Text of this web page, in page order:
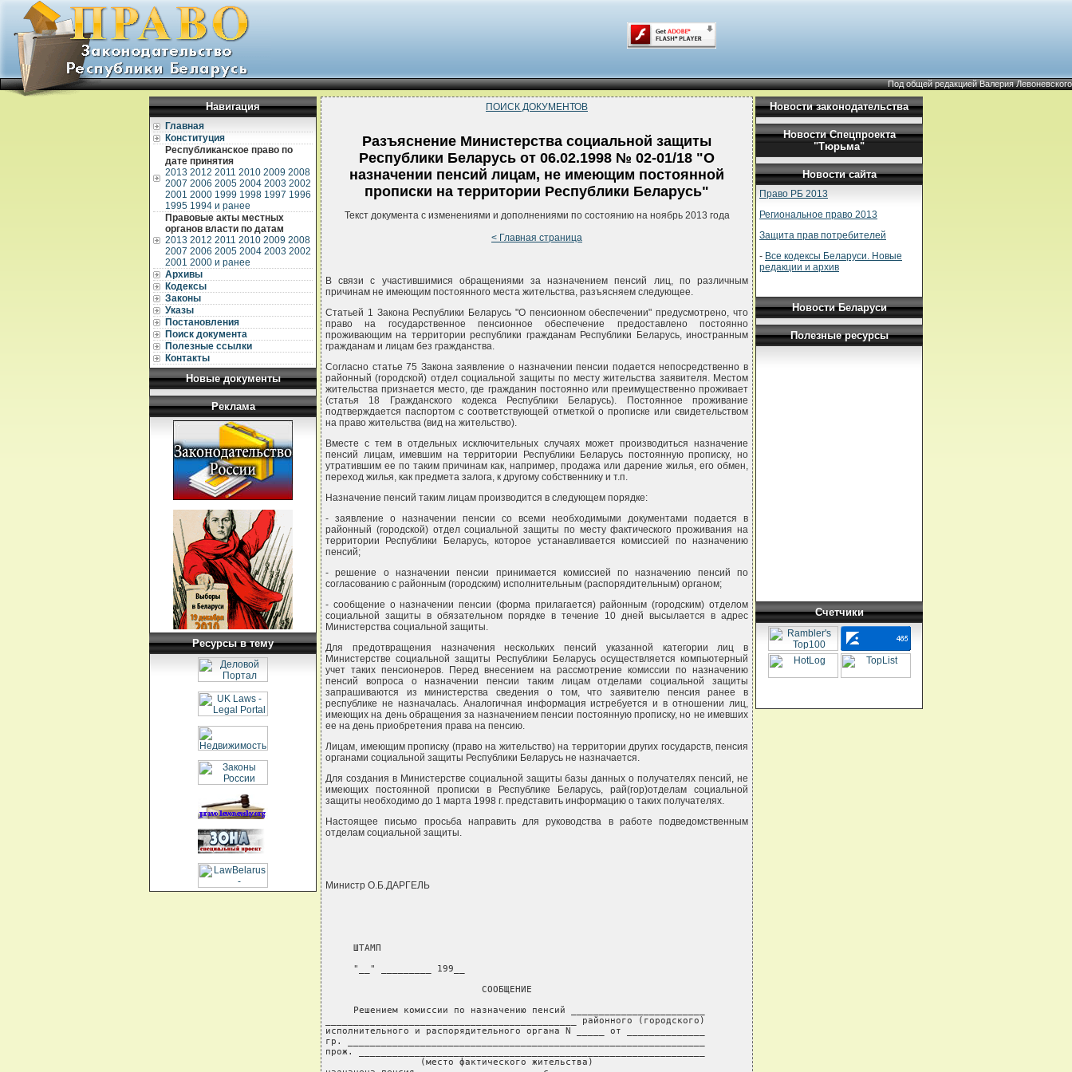
Под общей редакцией Валерия Левоневского
Навигация
Главная
Конституция
Республиканское право по
дате принятия
2013 2012 2011 2010 2009 2008
2007 2006 2005 2004 2003 2002
2001 2000 1999 1998 1997 1996
1995 1994 и ранее
Правовые акты местных
органов власти по датам
2013 2012 2011 2010 2009 2008
2007 2006 2005 2004 2003 2002
2001 2000 и ранее
Архивы
Кодексы
Законы
Указы
Постановления
Поиск документа
Полезные ссылки
Контакты
Новые документы
Реклама
Ресурсы в тему
ПОИСК ДОКУМЕНТОВ
Разъяснение Министерства социальной защиты
Республики Беларусь от 06.02.1998 № 02-01/18 "О
назначении пенсий лицам, не имеющим постоянной
прописки на территории Республики Беларусь"
Текст документа с изменениями и дополнениями по состоянию на ноябрь 2013 года
< Главная страница
В связи с участившимися обращениями за назначением пенсий лиц, по различным
причинам не имеющим постоянного места жительства, разъясняем следующее.
Статьей 1 Закона Республики Беларусь "О пенсионном обеспечении" предусмотрено, что
право на государственное пенсионное обеспечение предоставлено постоянно
проживающим на территории республики гражданам Республики Беларусь, иностранным
гражданам и лицам без гражданства.
Согласно статье 75 Закона заявление о назначении пенсии подается непосредственно в
районный (городской) отдел социальной защиты по месту жительства заявителя. Местом
жительства признается место, где гражданин постоянно или преимущественно проживает
(статья 18 Гражданского кодекса Республики Беларусь). Постоянное проживание
подтверждается паспортом с соответствующей отметкой о прописке или свидетельством
на право жительства (вид на жительство).
Вместе с тем в отдельных исключительных случаях может производиться назначение
пенсий лицам, имевшим на территории Республики Беларусь постоянную прописку, но
утратившим ее по таким причинам как, например, продажа или дарение жилья, его обмен,
переход жилья, как предмета залога, к другому собственнику и т.п.
Назначение пенсий таким лицам производится в следующем порядке:
- заявление о назначении пенсии со всеми необходимыми документами подается в
районный (городской) отдел социальной защиты по месту фактического проживания на
территории Республики Беларусь, которое устанавливается комиссией по назначению
пенсий;
- решение о назначении пенсии принимается комиссией по назначению пенсий по
согласованию с районным (городским) исполнительным (распорядительным) органом;
- сообщение о назначении пенсии (форма прилагается) районным (городским) отделом
социальной защиты в обязательном порядке в течение 10 дней высылается в адрес
Министерства социальной защиты.
Для предотвращения назначения нескольких пенсий указанной категории лиц в
Министерстве социальной защиты Республики Беларусь осуществляется компьютерный
учет таких пенсионеров. Перед внесением на рассмотрение комиссии по назначению
пенсий вопроса о назначении пенсии таким лицам отделами социальной защиты
запрашиваются из министерства сведения о том, что заявителю пенсия ранее в
республике не назначалась. Аналогичная информация истребуется и в отношении лиц,
имеющих на день обращения за назначением пенсии постоянную прописку, но не имевших
ее на день приобретения права на пенсию.
Лицам, имеющим прописку (право на жительство) на территории других государств, пенсия
органами социальной защиты Республики Беларусь не назначается.
Для создания в Министерстве социальной защиты базы данных о получателях пенсий, не
имеющих постоянной прописки в Республике Беларусь, рай(гор)отделам социальной
защиты необходимо до 1 марта 1998 г. представить информацию о таких получателях.
Настоящее письмо просьба направить для руководства в работе подведомственным
отделам социальной защиты.
Министр О.Б.ДАРГЕЛЬ
     ШТАМП
     "__" _________ 199__
                            СООБЩЕНИЕ
     Решением комиссии по назначению пенсий ________________________
_____________________________________________ районного (городского)
исполнительного и распорядительного органа N _____ от ______________
гр. ________________________________________________________________
прож. ______________________________________________________________
                 (место фактического жительства)
Новости законодательства
Новости Спецпроекта
"Тюрьма"
Новости сайта
Право РБ 2013
Региональное право 2013
Защита прав потребителей
- Все кодексы Беларуси. Новые
редакции и архив
Новости Беларуси
Полезные ресурсы
Счетчики